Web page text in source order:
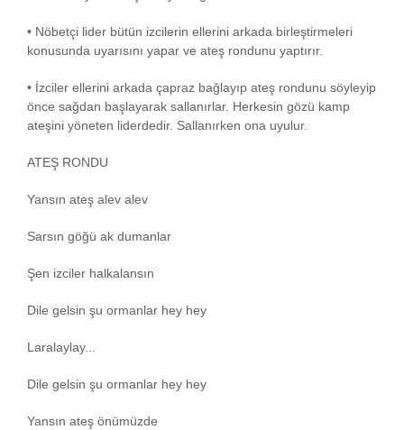
• Nöbetçi lider bütün izcilerin ellerini arkada birleştirmeleri
konusunda uyarısını yapar ve ateş rondunu yaptırır.
• İzciler ellerini arkada çapraz bağlayıp ateş rondunu söyleyip
önce sağdan başlayarak sallanırlar. Herkesin gözü kamp
ateşini yöneten liderdedir. Sallanırken ona uyulur.
ATEŞ RONDU
Yansın ateş alev alev
Sarsın göğü ak dumanlar
Şen izciler halkalansın
Dile gelsin şu ormanlar hey hey
Laralaylay...
Dile gelsin şu ormanlar hey hey
Yansın ateş önümüzde